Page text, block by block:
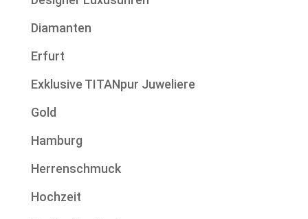
Diamanten
Erfurt
Exklusive TITANpur Juweliere
Gold
Hamburg
Herrenschmuck
Hochzeit